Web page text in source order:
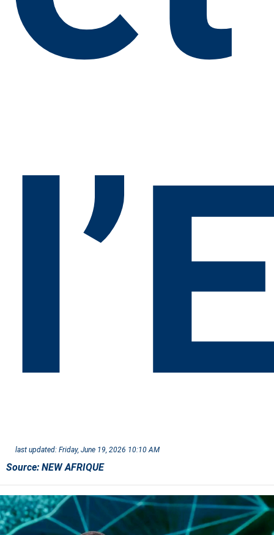
last updated: Friday, June 19, 2026 10:10 AM
Source: NEW AFRIQUE